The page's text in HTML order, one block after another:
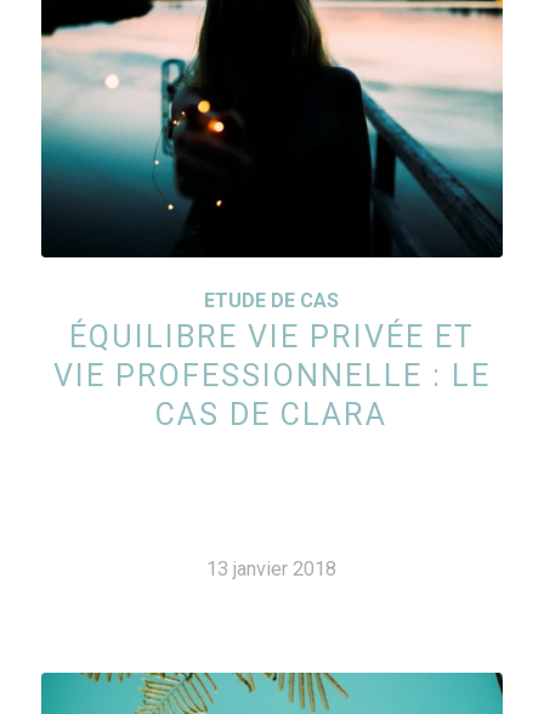
ETUDE DE CAS
ÉQUILIBRE VIE PRIVÉE ET
VIE PROFESSIONNELLE : LE
CAS DE CLARA
13 janvier 2018